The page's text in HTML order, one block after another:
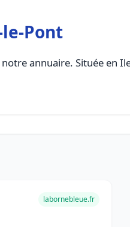
Pont
annuaire. Située en
labornebleue.fr